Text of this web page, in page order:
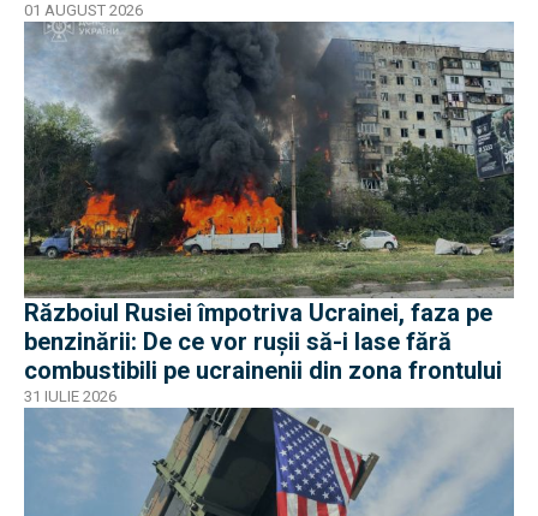
01 AUGUST 2026
Războiul Rusiei împotriva Ucrainei, faza pe
benzinării: De ce vor rușii să-i lase fără
combustibili pe ucrainenii din zona frontului
31 IULIE 2026